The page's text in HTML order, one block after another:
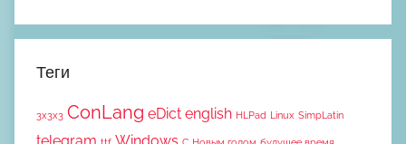
Теги
3x3x3 ConLang eDict english HLPad Linux SimpLatin
telegram Windows